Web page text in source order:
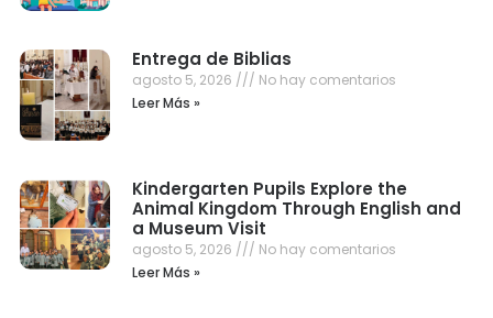
Entrega de Biblias
agosto 5, 2026
No hay comentarios
Leer Más »
Kindergarten Pupils Explore the
Animal Kingdom Through English and
a Museum Visit
agosto 5, 2026
No hay comentarios
Leer Más »